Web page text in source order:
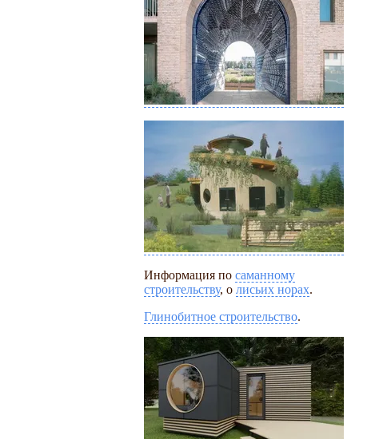
Информация по саманному
строительству, о лисьих норах.
Глинобитное строительство.